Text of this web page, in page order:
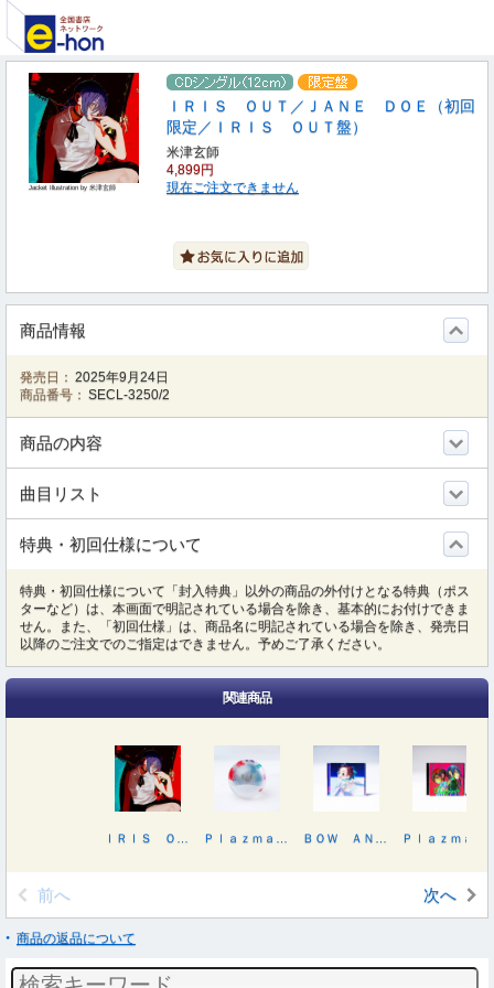
Jacket Illustration by 米津玄師
ＩＲＩＳ ＯＵＴ／ＪＡＮＥ ＤＯＥ（初回
限定／ＩＲＩＳ ＯＵＴ盤）
米津玄師
4,899円
現在ご注文できません
商品情報
発売日： 2025年9月24日
商品番号： SECL-3250/2
商品の内容
曲目リスト
特典・初回仕様について
特典・初回仕様について「封入特典」以外の商品の外付けとなる特典（ポス
ターなど）は、本画面で明記されている場合を除き、基本的にお付けできま
せん。また、「初回仕様」は、商品名に明記されている場合を除き、発売日
以降のご注文でのご指定はできません。予めご了承ください。
関連商品
前へ 次へ
商品の返品について